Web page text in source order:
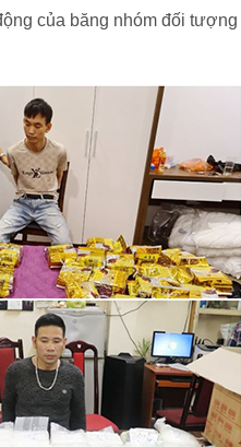
của băng nhóm đối tượng